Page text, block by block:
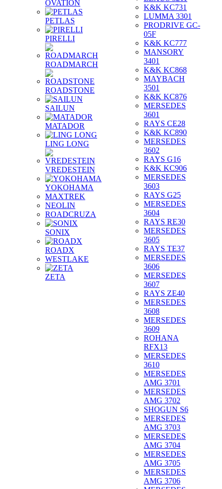
OVATION
PETLAS
PIRELLI
ROADMARCH
ROADSTONE
SAILUN
MATADOR
LING LONG
VREDESTEIN
YOKOHAMA
MAXTREK
NEOLIN
ROADCRUZA
SONIX
ROADX
WESTLAKE
ZETA
K&K KC731
LUMMA 3301
PRODRIVE GC-
05F
K&K KC777
MANSORY
3401
K&K KC868
MAYBACH
3501
K&K KC876
MERSEDES
3601
RAYS CE28
K&K KC890
MERSEDES
3602
RAYS G16
K&K KC906
MERSEDES
3603
RAYS G25
MERSEDES
3604
RAYS RE30
MERSEDES
3605
RAYS TE37
MERSEDES
3606
MERSEDES
3607
RAYS ZE40
MERSEDES
3608
MERSEDES
3609
ROHANA
RFX13
MERSEDES
3610
MERSEDES
AMG 3701
MERSEDES
AMG 3702
SHOGUN S6
MERSEDES
AMG 3703
MERSEDES
AMG 3704
MERSEDES
AMG 3705
MERSEDES
AMG 3706